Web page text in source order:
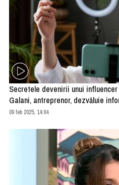
Secretele devenirii unui
Galani, antreprenor, dezvăluie
09 feb 2025, 14:04